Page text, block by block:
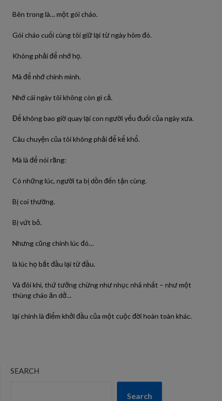
Bên trong là… một gói cháo.
Gói cháo cuối cùng tôi giữ lại từ ngày hôm đó.
Không phải để nhớ họ.
Mà để nhớ chính mình.
Nhớ cái ngày tôi không còn gì cả.
Để không bao giờ quay lại con người yếu đuối của ngày xưa.
Câu chuyện của tôi không phải để kể khổ.
Mà là để nói rằng:
Có những lúc, người ta bị dồn đến tận cùng.
Bị coi thường.
Bị vứt bỏ.
Nhưng cũng chính lúc đó…
là lúc họ bắt đầu lại từ đầu.
Và đôi khi, thứ tưởng chừng như nhục nhã nhất – như một
thùng cháo ăn dở…
lại chính là điểm khởi đầu của một cuộc đời hoàn toàn khác.
SEARCH
Search